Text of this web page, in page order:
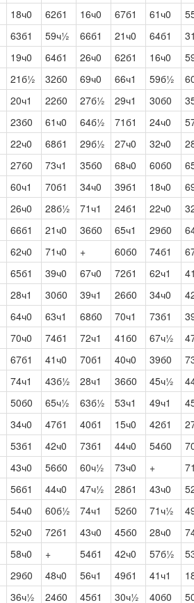
18ч0 62б1 16ч0 67б1 61ч0
63б1 59ч½ 66б1 21ч0 64б1
19ч0 64б1 26ч0 62б1 16ч0
21б½ 32б0 69ч0 66ч1 59б½
20ч1 22б0 27б½ 29ч1 30б0
23б0 61ч0 64б½ 71б1 24ч0
22ч0 68б1 29б½ 27ч0 32ч0
27б0 73ч1 35б0 68ч0 60б0
60ч1 70б1 34ч0 39б1 18ч0
26ч0 28б½ 71ч1 24б1 22ч0
66б1 21ч0 36б0 65ч1 29б0
62ч0 71ч0 + 60б0 74б1
65б1 39ч0 67ч0 72б1 62ч1
28ч1 30б0 39ч1 26б0 34ч0
64ч0 63ч1 68б0 70ч1 73б1
70ч0 74б1 72ч1 41б0 67ч½
67б1 41ч0 70б1 40ч0 39б0
74ч1 43б½ 28ч1 36б0 45ч½
50б0 65ч½ 63б½ 53ч1 49ч1
34ч0 47б1 40б1 15ч0 42б1
53б1 42ч0 73б1 44ч0 54б0
43ч0 56б0 60ч½ 73ч0 +
56б1 44ч0 47ч½ 28б1 43ч0
54ч0 60б½ 74ч1 52б0 71ч½
52ч0 72б1 43ч0 45б0 28ч0
58ч0 + 54б1 42ч0 57б½
29б0 48ч0 56ч1 49б1 41ч1
36ч½ 24б0 45б1 30ч½ 40б0